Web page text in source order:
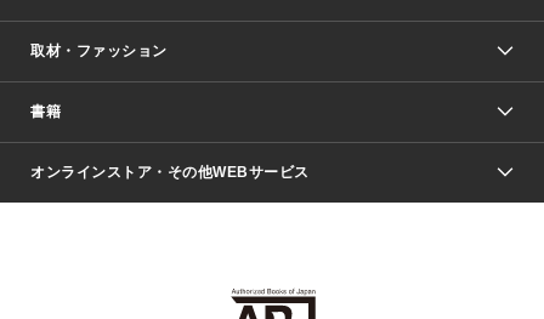
少年マンガ
Vジャンプ
週刊ヤングジャンプ
少女マンガ
取材・ファッション
Seventeen
芸能・情報・スポーツ
書籍
文芸・文庫・総合
ライトノベル・ノベライズ
オンラインストア・その他WEBサービス